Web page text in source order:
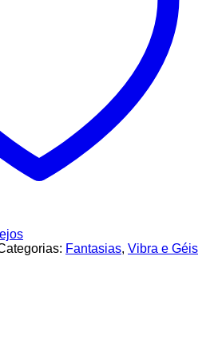
Fantasias, Vibra e Géis